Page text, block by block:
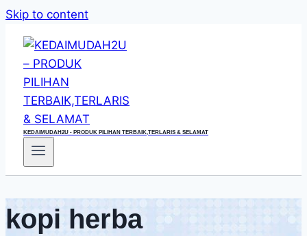
Skip to content
KEDAIMUDAH2U - PRODUK PILIHAN TERBAIK,TERLARIS & SELAMAT
kopi herba